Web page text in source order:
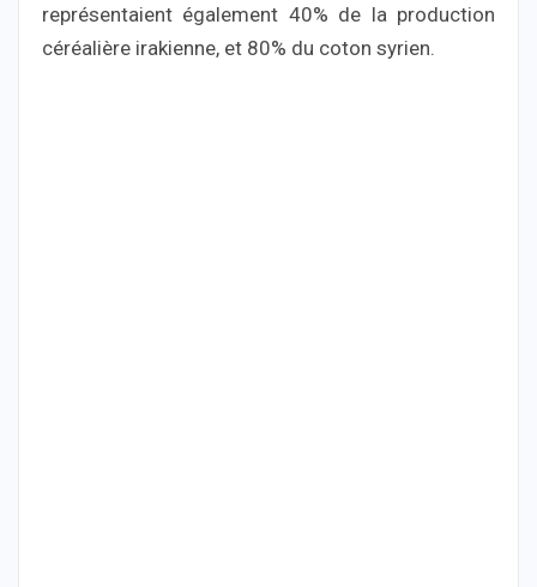
représentaient également 40% de la production
céréalière irakienne, et 80% du coton syrien.